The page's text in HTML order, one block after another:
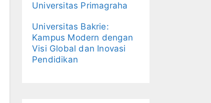
Universitas Primagraha
Universitas Bakrie:
Kampus Modern dengan
Visi Global dan Inovasi
Pendidikan